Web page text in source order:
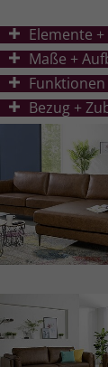
Elemente
Maße +
Bezug +